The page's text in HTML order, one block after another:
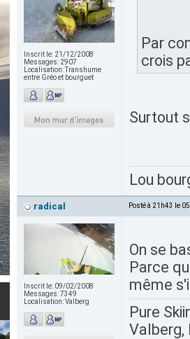
Inscrit le: 21/12/2008
Messages: 2907
Localisation:Transhume
entre Gréo et bourguet
Par
crois
Surtout
Lou
radical Posté à 21h43 le
Inscrit le: 09/02/2008
Messages:7349
Localisation:Valberg
On se
Parce
même
Pure
Valberg,